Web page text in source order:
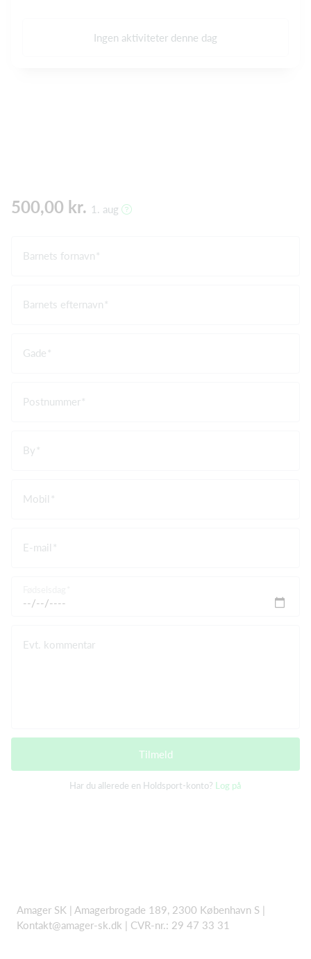
Ingen aktiviteter denne dag
500,00 kr. 1. aug
Barnets fornavn
Barnets efternavn
Gade
Postnummer
By
Mobil
E-mail
Evt. kommentar
Tilmeld
Har du allerede en Holdsport-konto? Log på
Amager SK | Amagerbrogade 189, 2300 København S |
Kontakt@amager-sk.dk | CVR-nr.: 29 47 33 31